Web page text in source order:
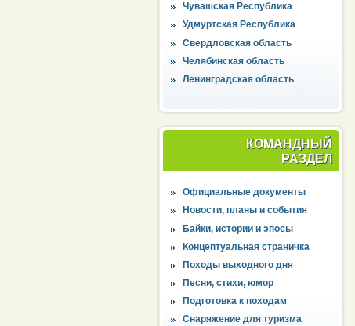
Чувашская Республика
Удмуртская Республика
Свердловская область
Челябинская область
Ленинградская область
КОМАНДНЫЙ
РАЗДЕЛ
Официальные документы
Новости, планы и события
Байки, истории и эпосы
Концептуальная страничка
Походы выходного дня
Песни, стихи, юмор
Подготовка к походам
Снаряжение для туризма